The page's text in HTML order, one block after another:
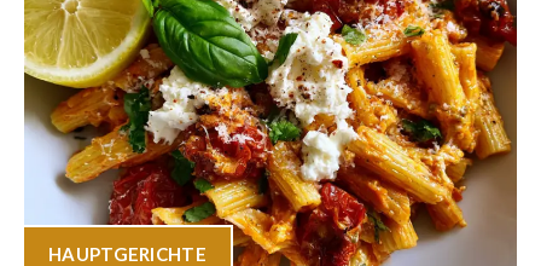
HAUPTGERICHTE